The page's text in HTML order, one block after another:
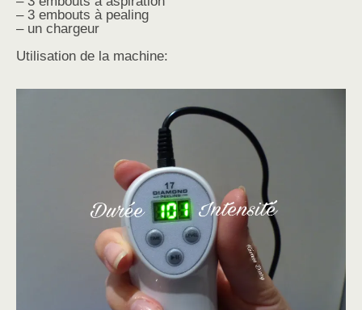
– 3 embouts à pealing
– un chargeur
Utilisation de la machine: